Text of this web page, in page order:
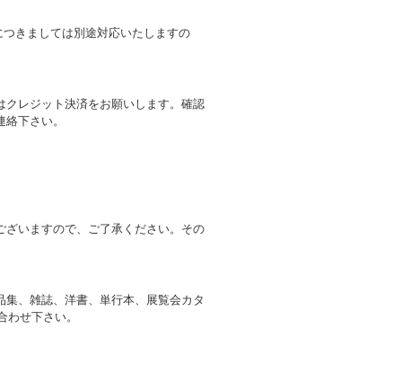
きましては別途対応いたしますの
レジット決済をお願いします。確認
下さい。
いますので、ご了承ください。その
、雑誌、洋書、単行本、展覧会カタ
せ下さい。